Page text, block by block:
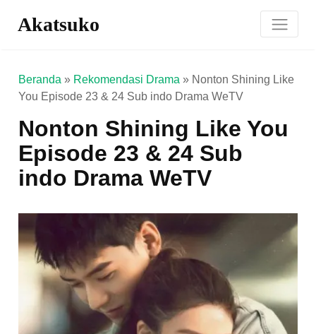
Akatsuko
Beranda » Rekomendasi Drama » Nonton Shining Like
You Episode 23 & 24 Sub indo Drama WeTV
Nonton Shining Like You
Episode 23 & 24 Sub
indo Drama WeTV